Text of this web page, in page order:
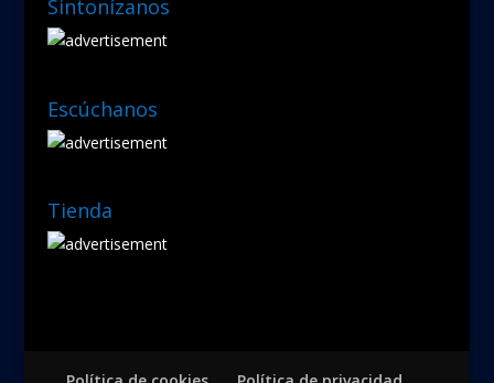
Sintonízanos
Escúchanos
Tienda